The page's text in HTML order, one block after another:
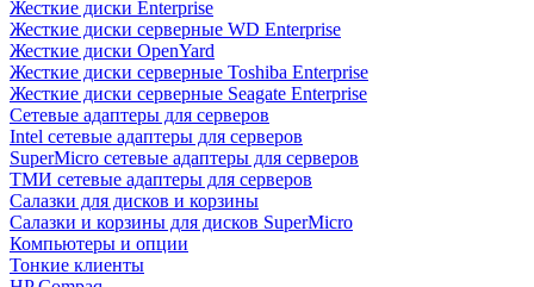
Жесткие диски Enterprise
Жесткие диски серверные WD Enterprise
Жесткие диски OpenYard
Жесткие диски серверные Toshiba Enterprise
Жесткие диски серверные Seagate Enterprise
Сетевые адаптеры для серверов
Intel сетевые адаптеры для серверов
SuperMicro сетевые адаптеры для серверов
ТМИ сетевые адаптеры для серверов
Салазки для дисков и корзины
Салазки и корзины для дисков SuperMicro
Компьютеры и опции
Тонкие клиенты